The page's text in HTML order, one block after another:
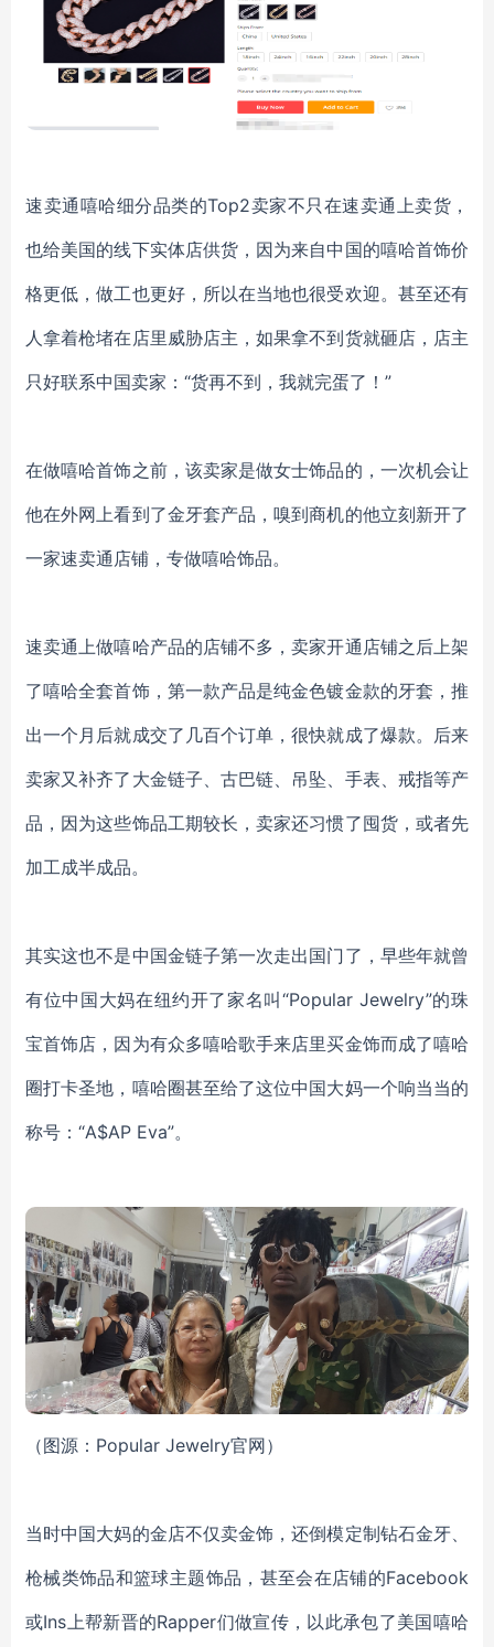
速卖通嘻哈细分品类的Top2卖家不只在速卖通上卖货，
也给美国的线下实体店供货，因为来自中国的嘻哈首饰价
格更低，做工也更好，所以在当地也很受欢迎。甚至还有
人拿着枪堵在店里威胁店主，如果拿不到货就砸店，店主
只好联系中国卖家：“货再不到，我就完蛋了！”
在做嘻哈首饰之前，该卖家是做女士饰品的，一次机会让
他在外网上看到了金牙套产品，嗅到商机的他立刻新开了
一家速卖通店铺，专做嘻哈饰品。
速卖通上做嘻哈产品的店铺不多，卖家开通店铺之后上架
了嘻哈全套首饰，第一款产品是纯金色镀金款的牙套，推
出一个月后就成交了几百个订单，很快就成了爆款。后来
卖家又补齐了大金链子、古巴链、吊坠、手表、戒指等产
品，因为这些饰品工期较长，卖家还习惯了囤货，或者先
加工成半成品。
其实这也不是中国金链子第一次走出国门了，早些年就曾
有位中国大妈在纽约开了家名叫“Popular Jewelry”的珠
宝首饰店，因为有众多嘻哈歌手来店里买金饰而成了嘻哈
圈打卡圣地，嘻哈圈甚至给了这位中国大妈一个响当当的
称号：“A$AP Eva”。
（图源： Popular Jewelry官网）
当时中国大妈的金店不仅卖金饰，还倒模定制钻石金牙、
枪械类饰品和篮球主题饰品，甚至会在店铺的Facebook
或Ins上帮新晋的Rapper们做宣传，以此承包了美国嘻哈